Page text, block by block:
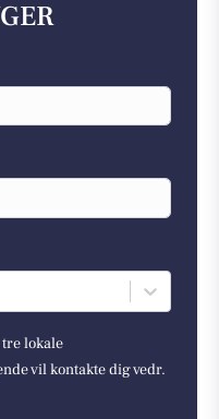
lokale
vil kontakte dig vedr.